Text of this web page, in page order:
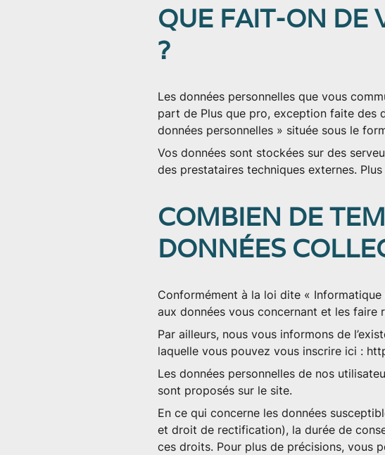
QUE FAIT-ON DE
?
Les données personnelles que vous
part de Plus que pro, exception faite des
données personnelles » située sous le
Vos données sont stockées sur des
des prestataires techniques externes.
COMBIEN DE
DONNÉES
Conformément à la loi dite «
aux données vous concernant et les
Par ailleurs, nous vous informons de
laquelle vous pouvez vous inscrire ici :
Les données personnelles de nos
sont proposés sur le site.
En ce qui concerne les données
et droit de rectification), la durée de
ces droits. Pour plus de précisions, vous